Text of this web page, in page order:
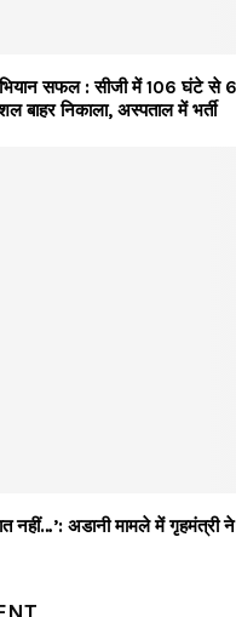
सफल : सीजी में 106 घंटे से
बाहर निकाला, अस्पताल में भर्ती
नहीं…’: अडानी मामले में गृहमंत्री ने